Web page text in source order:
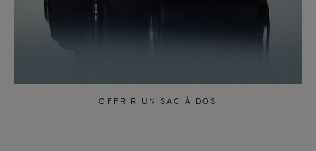
OFFRIR UN SAC À DOS